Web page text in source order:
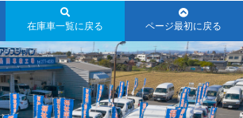
在庫車一覧に戻る ページ最初に戻る